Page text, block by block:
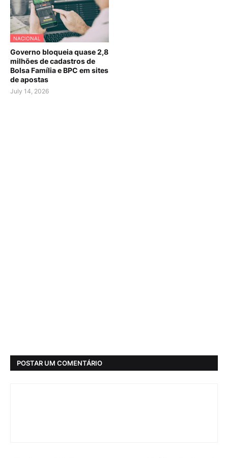
NACIONAL
Governo bloqueia quase 2,8
milhões de cadastros de
Bolsa Família e BPC em sites
de apostas
July 14, 2026
POSTAR UM COMENTÁRIO